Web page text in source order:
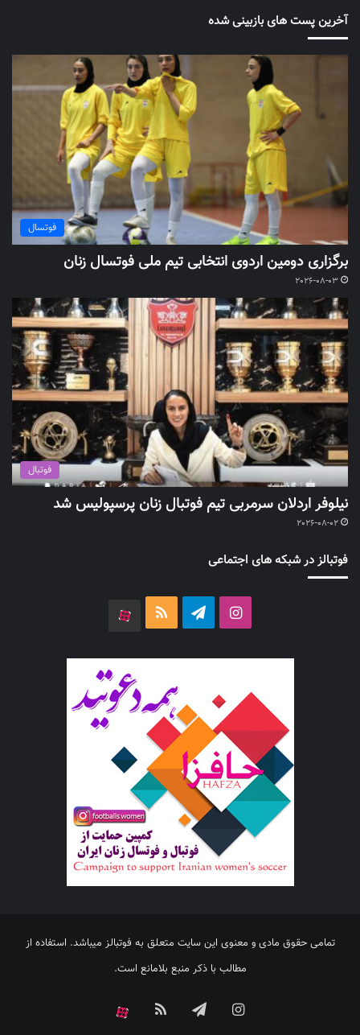
آخرین پست های بازبینی شده
فوتسال
برگزاری دومین اردوی انتخابی تیم ملی فوتسال زنان
2026-08-03
فوتبال
نیلوفر اردلان سرمربی تیم فوتبال زنان پرسپولیس شد
2026-08-02
فوتبالز در شبکه های اجتماعی
اینستاگرامتلگرام خوراک
تمامی حقوق مادی و معنوی این سایت متعلق به فوتبالز میباشد. استفاده از
مطالب با ذکر منبع بلامانع است.
اینستاگرامتلگرام خوراک